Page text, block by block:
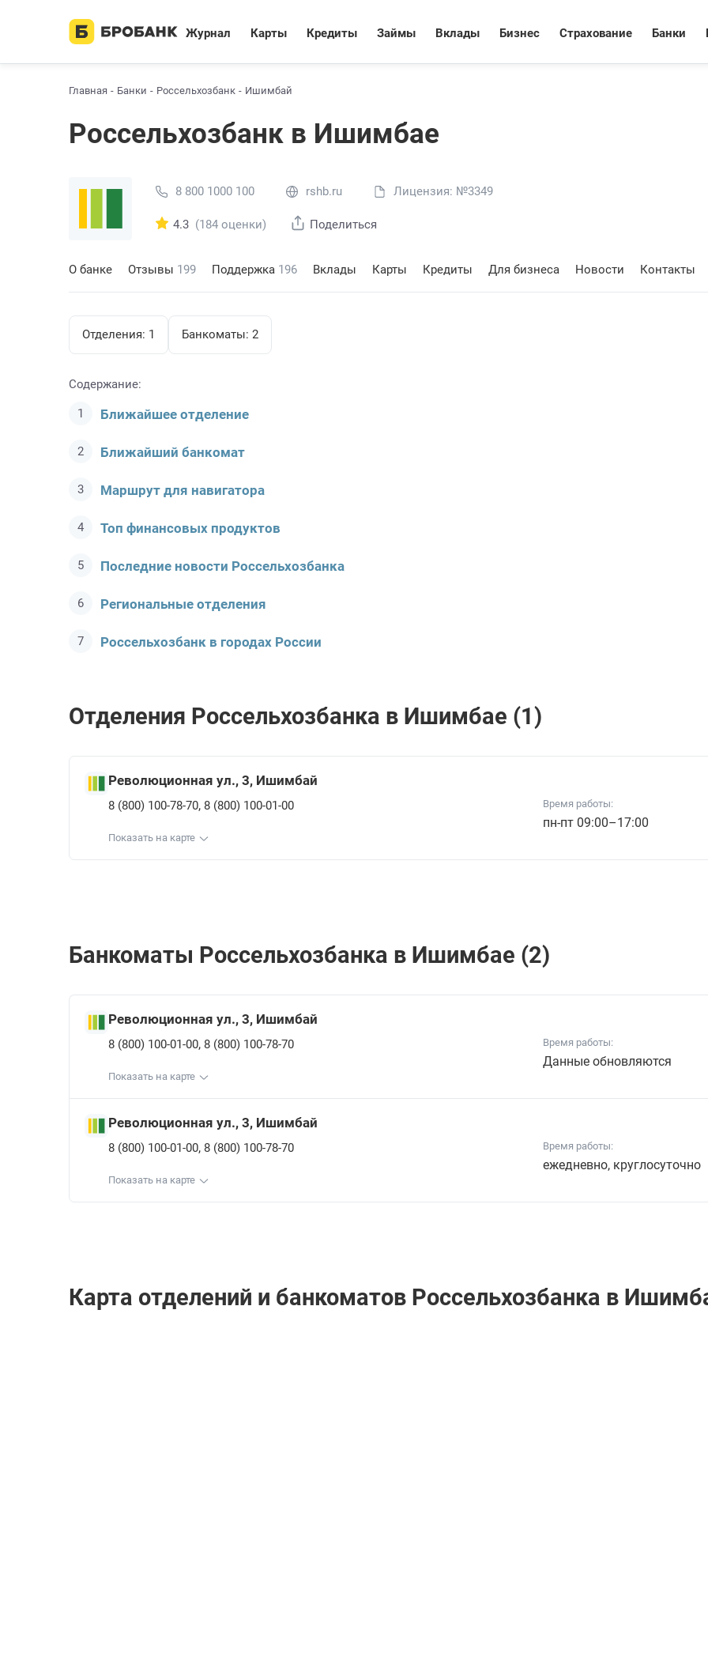
Журнал Карты Кредиты Займы Вклады Бизнес Страхование Банки
Главная Банки Россельхозбанк Ишимбай
Россельхозбанк в Ишимбае
8 800 1000 100 rshb.ru Лицензия: №3349
4.3 (184 оценки) Поделиться
О банке Отзывы 199 Поддержка 196 Вклады Карты Кредиты Для бизнеса Новости Контакты
Отделения: 1 Банкоматы: 2
Содержание:
Ближайшее отделение
Ближайший банкомат
Маршрут для навигатора
Топ финансовых продуктов
Последние новости Россельхозбанкa
Региональные отделения
Россельхозбанк в городах России
Отделения Россельхозбанкa в Ишимбае (1)
Революционная ул., 3, Ишимбай
8 (800) 100-78-70, 8 (800) 100-01-00 Время работы:
пн-пт 09:00–17:00
Показать на карте
Банкоматы Россельхозбанкa в Ишимбае (2)
Революционная ул., 3, Ишимбай
8 (800) 100-01-00, 8 (800) 100-78-70 Время работы:
Данные обновляются
Показать на карте
Революционная ул., 3, Ишимбай
8 (800) 100-01-00, 8 (800) 100-78-70 Время работы:
ежедневно, круглосуточно
Показать на карте
Карта отделений и банкоматов Россельхозбанкa в